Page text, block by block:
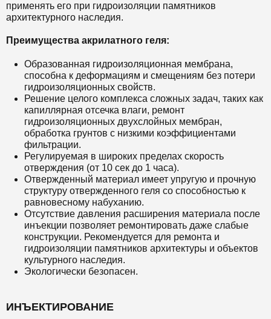
применять его при гидроизоляции памятников
архитектурного наследия.
Преимущества акрилатного геля:
Образованная гидроизоляционная мембрана,
способна к деформациям и смещениям без потери
гидроизоляционных свойств.
Решение целого комплекса сложных задач, таких как
капиллярная отсечка влаги, ремонт
гидроизоляционных двухслойных мембран,
обработка грунтов с низкими коэффициентами
фильтрации.
Регулируемая в широких пределах скорость
отверждения (от 10 сек до 1 часа).
Отвержденный материал имеет упругую и прочную
структуру отвержденного геля со способностью к
равновесному набуханию.
Отсутствие давления расширения материала после
инъекции позволяет ремонтировать даже слабые
конструкции. Рекомендуется для ремонта и
гидроизоляции памятников архитектуры и объектов
культурного наследия.
Экологически безопасен.
ИНЪЕКТИРОВАНИЕ